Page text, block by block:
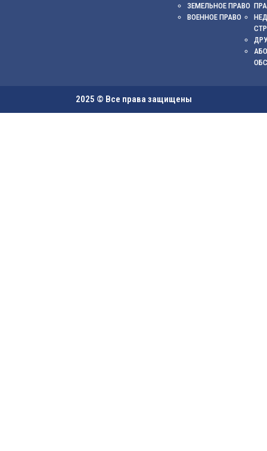
ЗЕМЕЛЬНОЕ ПРАВО
ВОЕННОЕ ПРАВО
2025 © Все права защищены